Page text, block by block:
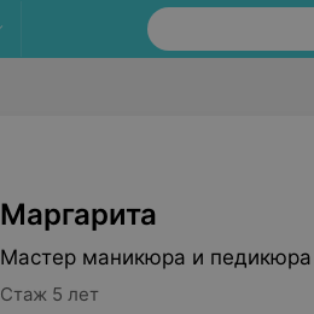
Маргарита
Мастер маникюра и педикюра
Стаж 5 лет